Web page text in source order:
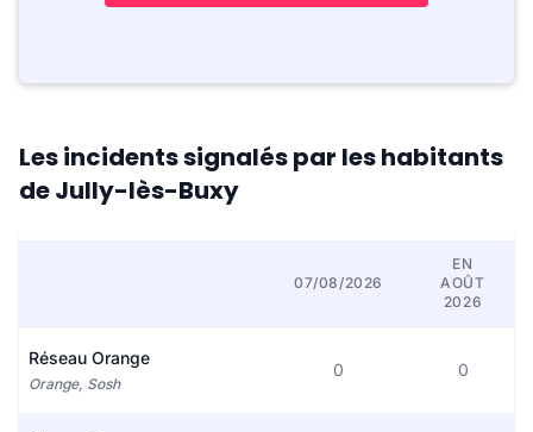
Les incidents signalés par les habitants
de Jully-lès-Buxy
07/08/2026
EN
AOÛT
2026
Réseau Orange
Orange, Sosh
0 0